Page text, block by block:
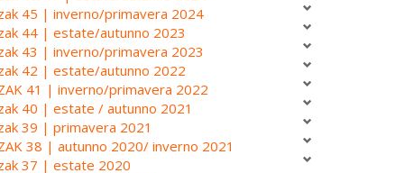
45 | inverno/primavera 2024
44 | estate/autunno 2023
43 | inverno/primavera 2023
42 | estate/autunno 2022
41 | inverno/primavera 2022
40 | estate / autunno 2021
39 | primavera 2021
38 | autunno 2020/ inverno 2021
37 | estate 2020